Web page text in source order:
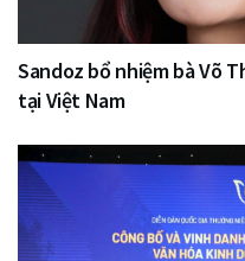
Sandoz bổ nhiệm bà Võ
tại Việt Nam